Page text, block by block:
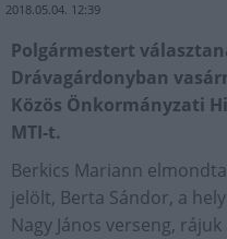
2018.05.04. 12:39
Polgármestert
Drávagárdonyban
Közös Önkormányzati
MTI-t.
Berkics Mariann
jelölt, Berta Sándor, a
Nagy János verseng,